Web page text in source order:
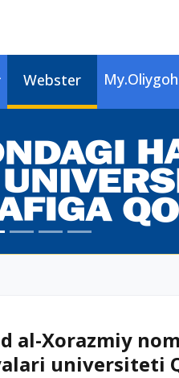
Webster
al-Xorazmiy
universiteti